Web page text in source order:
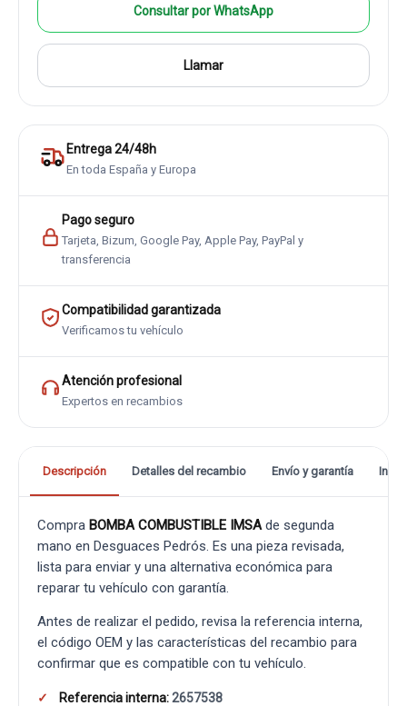
Consultar por WhatsApp
Llamar
Entrega 24/48h
En toda España y Europa
Pago seguro
Tarjeta, Bizum, Google Pay, Apple Pay, PayPal y
transferencia
Compatibilidad garantizada
Verificamos tu vehículo
Atención profesional
Expertos en recambios
Descripción Detalles del recambio Envío y garantía
Compra BOMBA COMBUSTIBLE IMSAde segunda
mano en Desguaces Pedrós. Es una pieza revisada,
lista para enviar y una alternativa económica para
reparar tu vehículo con garantía.
Antes de realizar el pedido, revisa la referencia interna,
el código OEM y las características del recambio para
confirmar que es compatible con tu vehículo.
Referencia interna:2657538